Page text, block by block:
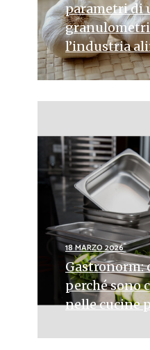
parametri di
l’industria
18 MARZO 2026
Gastronorm:
perché sono
nelle cucine